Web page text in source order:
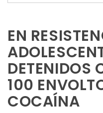
EN
DETENIDOS
100
COCAÍNA